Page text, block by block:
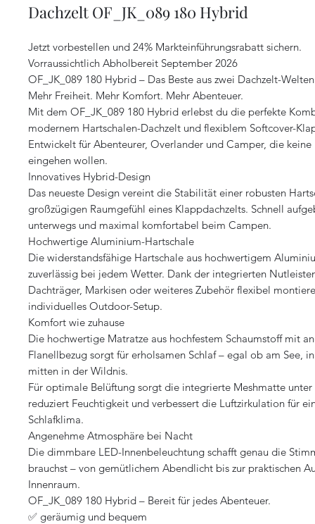
Dachzelt OF_JK_089 180 Hybrid
Jetzt vorbestellen und 24% Markteinführungsrabatt sichern.
Vorraussichtlich Abholbereit September 2026
OF_JK_089 180 Hybrid – Das Beste aus zwei Dachzelt-Welten
Mehr Freiheit. Mehr Komfort. Mehr Abenteuer.
Mit dem OF_JK_089 180 Hybrid erlebst du die perfekte
modernem Hartschalen-Dachzelt und flexiblem Softcover-
Entwickelt für Abenteurer, Overlander und Camper, die
eingehen wollen.
Innovatives Hybrid-Design
Das neueste Design vereint die Stabilität einer robusten
großzügigen Raumgefühl eines Klappdachzelts. Schnell
unterwegs und maximal komfortabel beim Campen.
Hochwertige Aluminium-Hartschale
Die widerstandsfähige Hartschale aus hochwertigem
zuverlässig bei jedem Wetter. Dank der integrierten
Dachträger, Markisen oder weiteres Zubehör flexibel
individuelles Outdoor-Setup.
Komfort wie zuhause
Die hochwertige Matratze aus hochfestem Schaumstoff mit
Flanellbezug sorgt für erholsamen Schlaf – egal ob am See,
mitten in der Wildnis.
Für optimale Belüftung sorgt die integrierte Meshmatte unter
reduziert Feuchtigkeit und verbessert die Luftzirkulation für
Schlafklima.
Angenehme Atmosphäre bei Nacht
Die dimmbare LED-Innenbeleuchtung schafft genau die
brauchst – von gemütlichem Abendlicht bis zur praktischen
Innenraum.
OF_JK_089 180 Hybrid – Bereit für jedes Abenteuer.
✅ geräumig und bequem